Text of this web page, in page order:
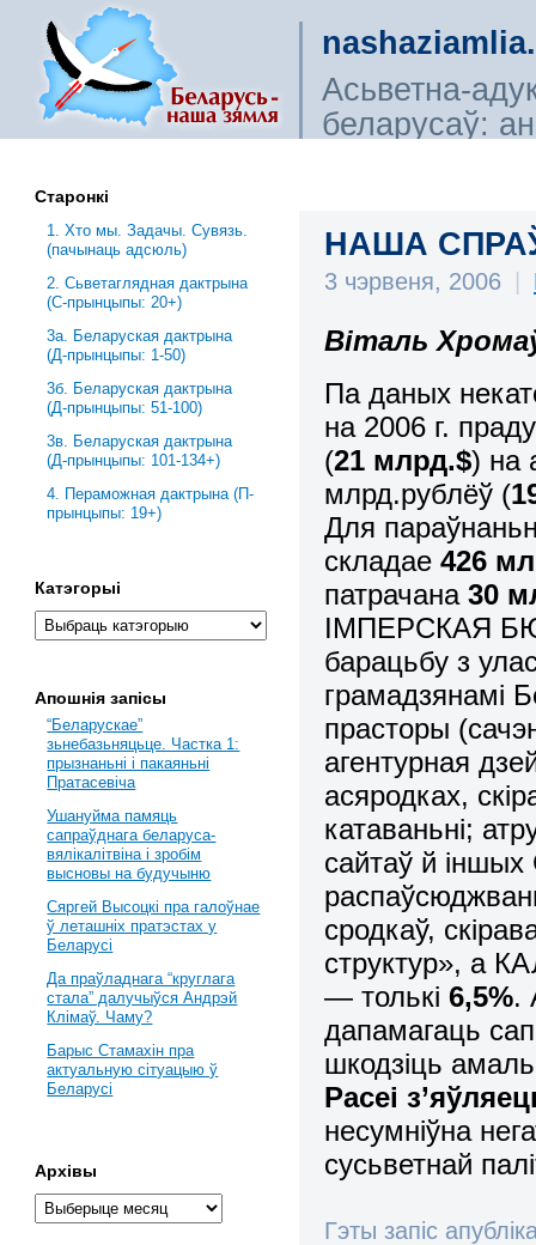
Асьветна-
беларусаў:
НАША
3 чэрвеня, 2006 |
Віталь
Па даных
на 2006 г.
(21 млрд.$) на
млрд.рублёў (
Для
складае426
патрачана30
ІМПЕРСКАЯ
барацьбу з
грамадзянамі
прасторы
агентурная
асяродках,
катаваньні;
сайтаў й
сродкаў,
структур», а
— толькі6,5%.
дапамагаць
шкодзіць
Расеі
несумніўна
сусьветнай
Гэты запіс
Старонкі
1. Хто мы. Задачы. Сувязь.
(пачынаць адсюль)
2. Сьветаглядная дактрына
(С-прынцыпы: 20+)
3a. Беларуская дактрына
(Д-прынцыпы: 1-50)
3б. Беларуская дактрына
(Д-прынцыпы: 51-100)
3в. Беларуская дактрына
(Д-прынцыпы: 101-134+)
4. Пераможная дактрына (П-
прынцыпы: 19+)
Катэгорыі
Апошнія запісы
“Беларускае”
зьнебазьняцьце. Частка 1:
прызнаньні і пакаяньні
Пратасевіча
Ушануйма памяць
сапраўднага беларуса-
вялікалітвіна і зробім
высновы на будучыню
Сяргей Высоцкі пра галоўнае
ў леташніх пратэстах у
Беларусі
Да праўладнага “круглага
стала” далучыўся Андрэй
Клімаў. Чаму?
Барыс Стамахін пра
актуальную сітуацыю ў
Беларусі
Архівы